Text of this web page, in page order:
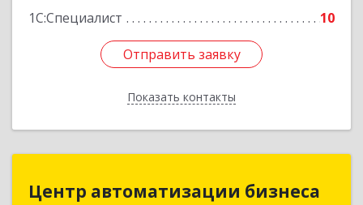
1С:Специалист
10
Отправить заявку
Показать контакты
Отправить заявку
Назад
Центр автоматизации бизнеса
Центр автоматизации бизнеса